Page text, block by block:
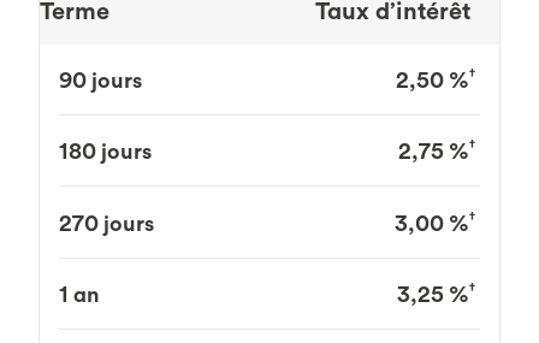
Terme Taux d’intérêt
90 jours 2,50 %†
180 jours 2,75 %†
270 jours 3,00 %†
1 an 3,25 %†